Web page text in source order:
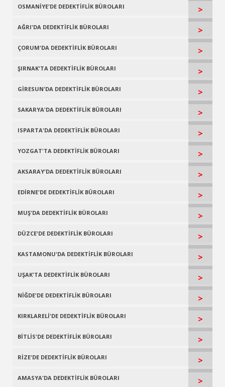
OSMANİYE'DE DEDEKTİFLİK BÜROLARI >
AĞRI'DA DEDEKTİFLİK BÜROLARI >
ÇORUM'DA DEDEKTİFLİK BÜROLARI >
ŞIRNAK'TA DEDEKTİFLİK BÜROLARI >
GİRESUN'DA DEDEKTİFLİK BÜROLARI >
SAKARYA'DA DEDEKTİFLİK BÜROLARI >
ISPARTA'DA DEDEKTİFLİK BÜROLARI >
YOZGAT'TA DEDEKTİFLİK BÜROLARI >
AKSARAY'DA DEDEKTİFLİK BÜROLARI >
EDİRNE'DE DEDEKTİFLİK BÜROLARI >
MUŞ'DA DEDEKTİFLİK BÜROLARI >
DÜZCE'DE DEDEKTİFLİK BÜROLARI >
KASTAMONU'DA DEDEKTİFLİK BÜROLARI >
UŞAK'TA DEDEKTİFLİK BÜROLARI >
NİĞDE'DE DEDEKTİFLİK BÜROLARI >
KIRKLARELİ'DE DEDEKTİFLİK BÜROLARI >
BİTLİS'DE DEDEKTİFLİK BÜROLARI >
RİZE'DE DEDEKTİFLİK BÜROLARI >
AMASYA'DA DEDEKTİFLİK BÜROLARI >